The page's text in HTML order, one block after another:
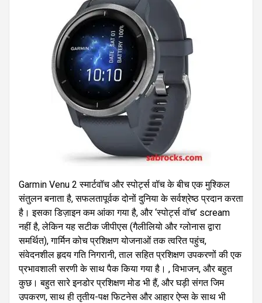
Garmin Venu 2 स्मार्टवॉच और स्पोर्ट्स वॉच के बीच एक मुश्किल
संतुलन बनाता है, सफलतापूर्वक दोनों दुनिया के सर्वश्रेष्ठ प्रदान करता
है। इसका डिज़ाइन कम आंका गया है, और ‘स्पोर्ट्स वॉच’ scream
नहीं है, लेकिन यह सटीक जीपीएस (गैलीलियो और ग्लोनास द्वारा
समर्थित), गार्मिन कोच प्रशिक्षण योजनाओं तक त्वरित पहुंच,
संवेदनशील हृदय गति निगरानी, ताल सहित प्रशिक्षण उपकरणों की एक
प्रभावशाली सरणी के साथ पैक किया गया है। , विभाजन, और बहुत
कुछ। बहुत सारे इनडोर प्रशिक्षण मोड भी हैं, और घड़ी संगत जिम
उपकरण, साथ ही तृतीय-पक्ष फिटनेस और आहार ऐप्स के साथ भी